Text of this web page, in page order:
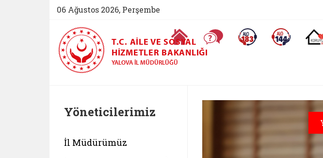
06 Ağustos 2026, Perşembe
Ana Sayfa Sıkça Sorulan SorularAlo 183 (yeni sekmede
Alo 144
T.C. AILE VE SOSYAL
HIZMETLER BAKANLIĞI
YALOVA İL MÜDÜRLÜĞÜ
Yöneticilerimiz
İl Müdürümüz